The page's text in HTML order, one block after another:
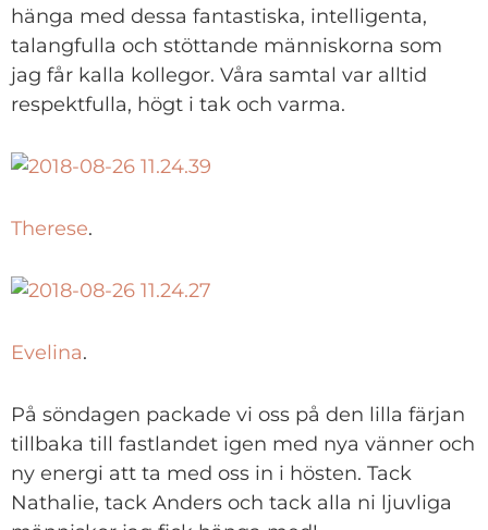
hänga med dessa fantastiska, intelligenta,
talangfulla och stöttande människorna som
jag får kalla kollegor. Våra samtal var alltid
respektfulla, högt i tak och varma.
Therese.
Evelina.
På söndagen packade vi oss på den lilla färjan
tillbaka till fastlandet igen med nya vänner och
ny energi att ta med oss in i hösten. Tack
Nathalie, tack Anders och tack alla ni ljuvliga